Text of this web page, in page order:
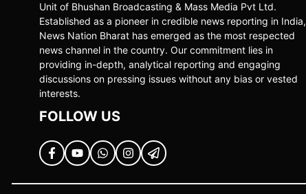
Unit of Bhushan Broadcasting & Mass Media Pvt Ltd.
Established as a pioneer in credible news reporting in India,
News Nation Bharat has emerged as the most respected
news channel in the country. Our commitment lies in
providing in-depth, analytical reporting and engaging
discussions on pressing issues without any bias or vested
interests.
FOLLOW US